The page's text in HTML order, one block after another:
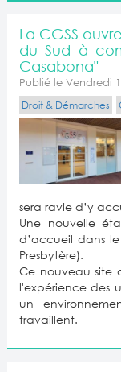
La CGSS
du Sud à
Casabona"
Publié le Vendredi
Droit & Démarches
sera ravie d’y
Une nouvelle
d’accueil dans
Presbytère).
Ce nouveau site
l'expérience des
un
travaillent.